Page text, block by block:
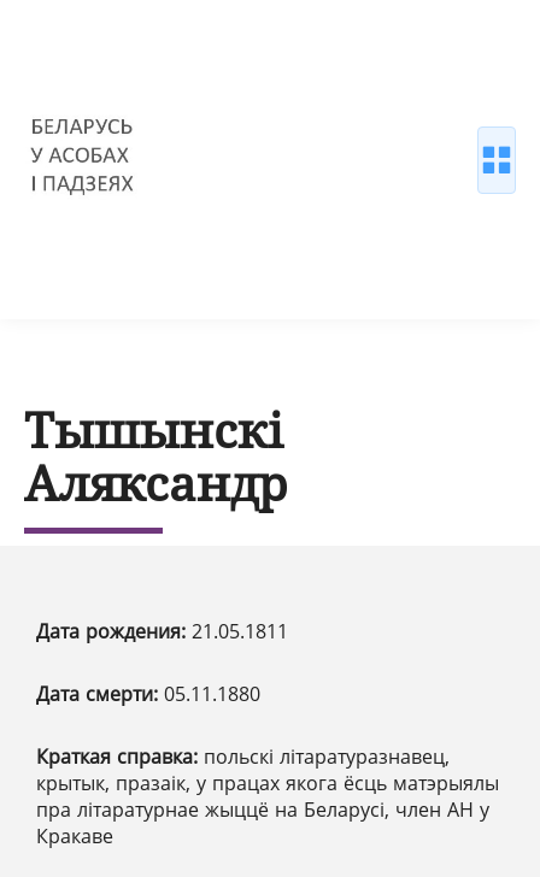
Тышынскі
Аляксандр
Дата рождения: 21.05.1811
Дата смерти: 05.11.1880
Краткая справка: польскі літаратуразнавец,
крытык, празаік, у працах якога ёсць матэрыялы
пра літаратурнае жыццё на Беларусі, член АН у
Кракаве